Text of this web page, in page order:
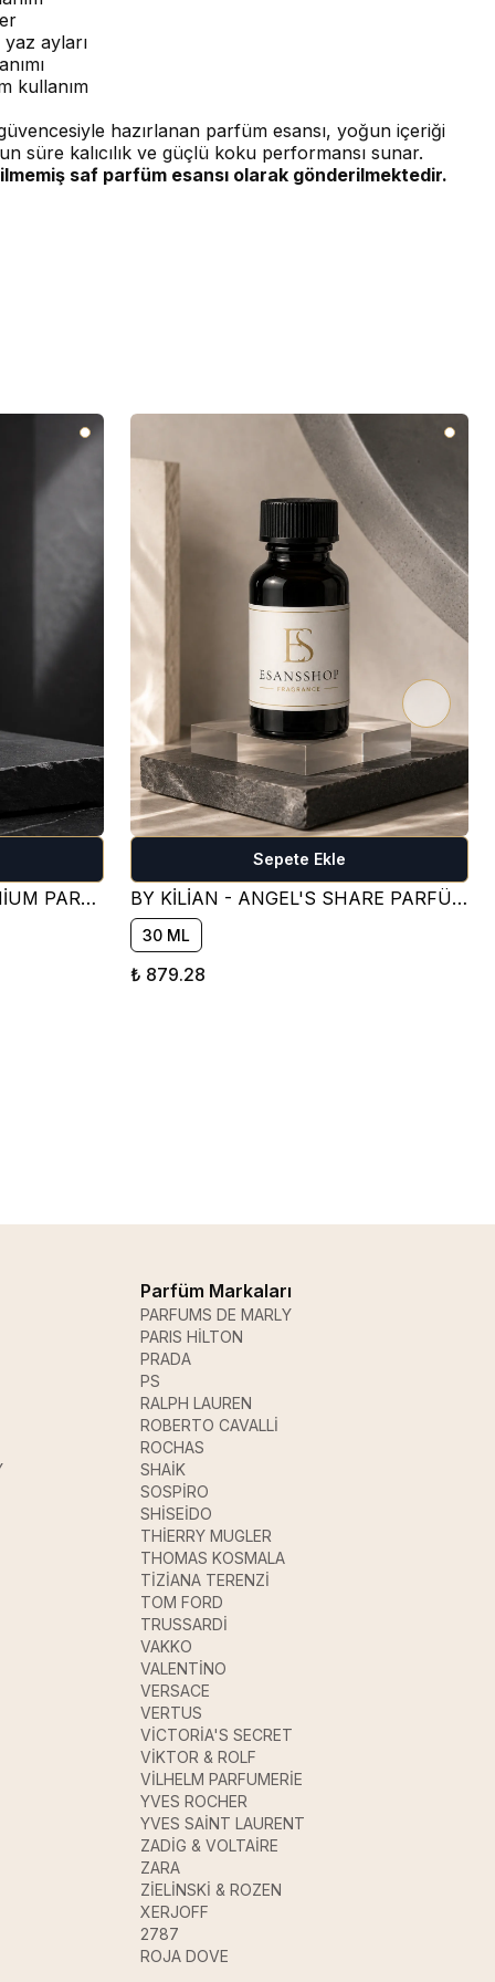
ayları
kullanım
hazırlanan parfüm esansı, yoğun içeriği
süre kalıcılık ve güçlü koku performansı sunar.
saf parfüm esansı olarak gönderilmektedir.
CREED - AVENTUS - PREMİUM PARFÜM ESANSI ( FRESH )
Sepete Ekle
BY KİLİAN - ANGEL'S SHARE PARFÜM ESANSI ( TATLI )
30 ML
₺ 879.28
Parfüm Markaları
PARFUMS DE MARLY
PARIS HİLTON
PRADA
PS
RALPH LAUREN
ROBERTO CAVALLİ
ROCHAS
SHAİK
SOSPİRO
SHİSEİDO
THİERRY MUGLER
THOMAS KOSMALA
TİZİANA TERENZİ
TOM FORD
TRUSSARDİ
VAKKO
VALENTİNO
VERSACE
VERTUS
VİCTORİA'S SECRET
VİKTOR & ROLF
VİLHELM PARFUMERİE
YVES ROCHER
YVES SAİNT LAURENT
ZADİG & VOLTAİRE
ZARA
ZİELİNSKİ & ROZEN
XERJOFF
2787
ROJA DOVE